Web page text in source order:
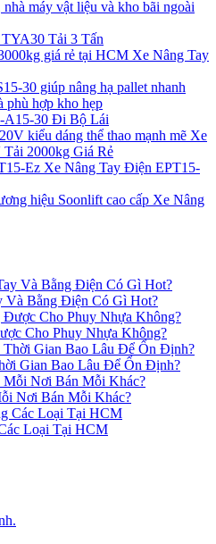
Tải 3 Tấn
Xe Nâng Tay
A15-30 Đi Bộ Lái
Xe
2000kg Giá Rẻ
Xe Nâng Tay Điện EPT15-
Xe Nâng
Và Bằng Điện Có Gì Hot?
Cho Phuy Nhựa Không?
Gian Bao Lâu Để Ổn Định?
Nơi Bán Mỗi Khác?
Loại Tại HCM